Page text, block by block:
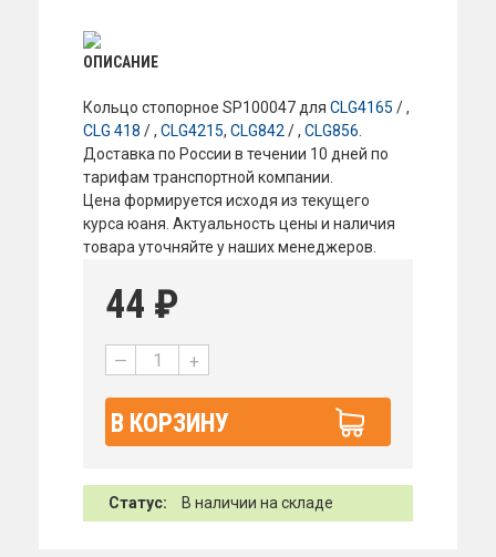
ОПИСАНИЕ
Кольцо стопорное SP100047 для CLG4165 / ,
CLG 418 / , CLG4215, CLG842 / , CLG856
Доставка по России в течении 10 дней по
тарифам транспортной компании.
Цена формируется исходя из текущего
курса юаня. Актуальность цены и наличия
товара уточняйте у наших менеджеров.
44 ₽
— +
В КОРЗИНУ
Статус: В наличии на складе